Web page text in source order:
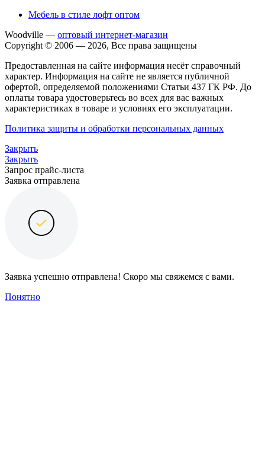
Мебель в стиле лофт оптом
Woodville — оптовый интернет-магазин
Copyright © 2006 — 2026, Все права защищены
Предоставленная на сайте информация несёт справочный
характер. Информация на сайте не является публичной
офертой, определяемой положениями Статьи 437 ГК РФ. До
оплаты товара удостоверьтесь во всех для вас важных
характеристиках в товаре и условиях его эксплуатации.
Политика защиты и обработки персональных данных
Закрыть
Закрыть
Запрос прайс-листа
Заявка отправлена
Заявка успешно отправлена! Скоро мы свяжемся с вами.
Понятно